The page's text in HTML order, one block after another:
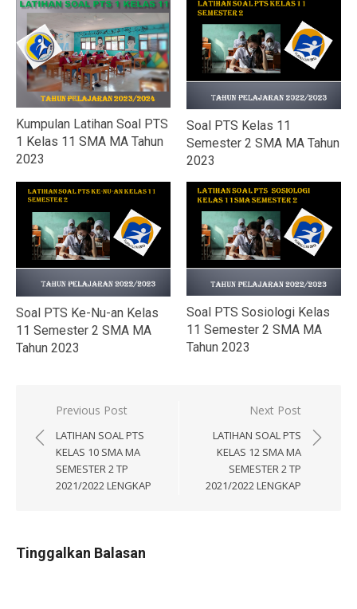
Kumpulan Latihan Soal PTS
1 Kelas 11 SMA MA Tahun
2023
Soal PTS Kelas 11
Semester 2 SMA MA Tahun
2023
Soal PTS Ke-Nu-an Kelas
11 Semester 2 SMA MA
Tahun 2023
Soal PTS Sosiologi Kelas
11 Semester 2 SMA MA
Tahun 2023
Navigasi
pos
Previous Post
LATIHAN SOAL PTS
KELAS 10 SMA MA
SEMESTER 2 TP
2021/2022 LENGKAP
Next Post
LATIHAN SOAL PTS
KELAS 12 SMA MA
SEMESTER 2 TP
2021/2022 LENGKAP
Tinggalkan Balasan